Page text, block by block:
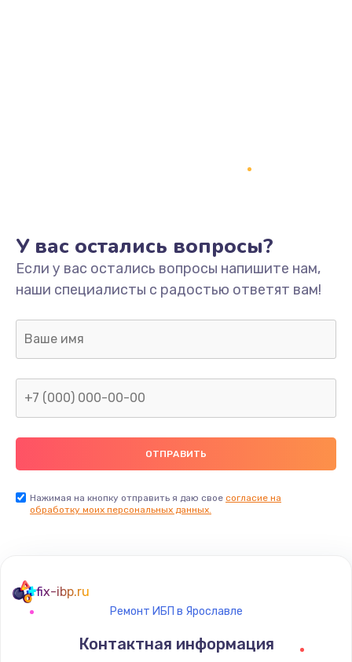
У вас остались вопросы?
Если у вас остались вопросы напишите нам,
наши специалисты с радостью ответят вам!
Нажимая на кнопку отправить я даю свое согласие на
обработку моих персональных данных.
fix-ibp.ru
Ремонт ИБП в Ярославле
Контактная информация